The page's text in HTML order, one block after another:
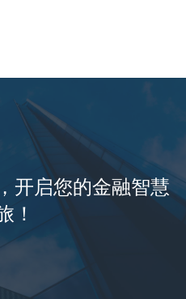
开启您的金融智慧
！